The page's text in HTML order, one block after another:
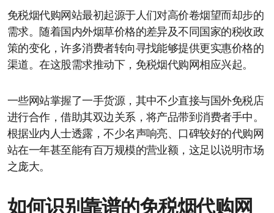
免税烟代购网站最初起源于人们对高价卷烟望而却步的
需求。随着国内外烟草价格的差异及不同国家的税收政
策的变化，许多消费者转向寻找能够提供更实惠价格的
渠道。在这股需求推动下，免税烟代购网相应兴起。
一些网站掌握了一手货源，其中不少直接与国外免税店
进行合作，借助其双边关系，将产品带到消费者手中。
根据业内人士透露，不少名声响亮、口碑较好的代购网
站在一年甚至能有百万规模的营业额，这足以说明市场
之庞大。
如何识别靠谱的免税烟代购网